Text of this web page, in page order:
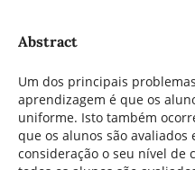
Abstract
Um dos principais
aprendizagem é que os
uniforme. Isto também
que os alunos são avaliados
consideração o seu nível de